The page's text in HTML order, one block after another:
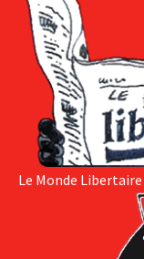
Le Monde Libertaire